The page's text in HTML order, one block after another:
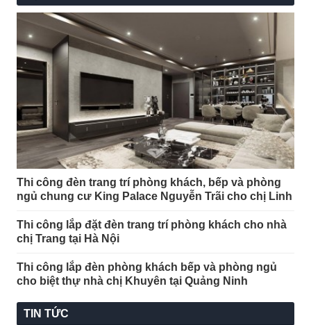
Thi công đèn trang trí phòng khách, bếp và phòng
ngủ chung cư King Palace Nguyễn Trãi cho chị Linh
Thi công lắp đặt đèn trang trí phòng khách cho nhà
chị Trang tại Hà Nội
Thi công lắp đèn phòng khách bếp và phòng ngủ
cho biệt thự nhà chị Khuyên tại Quảng Ninh
TIN TỨC